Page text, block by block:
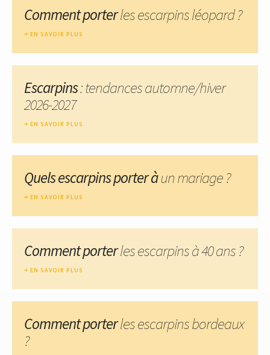
Comment porterles escarpins léopard ?
EN SAVOIR PLUS
Escarpins: tendances automne/hiver
2026-2027
EN SAVOIR PLUS
Quels escarpins porter àun mariage ?
EN SAVOIR PLUS
Comment porterles escarpins à 40 ans ?
EN SAVOIR PLUS
Comment porterles escarpins bordeaux
?